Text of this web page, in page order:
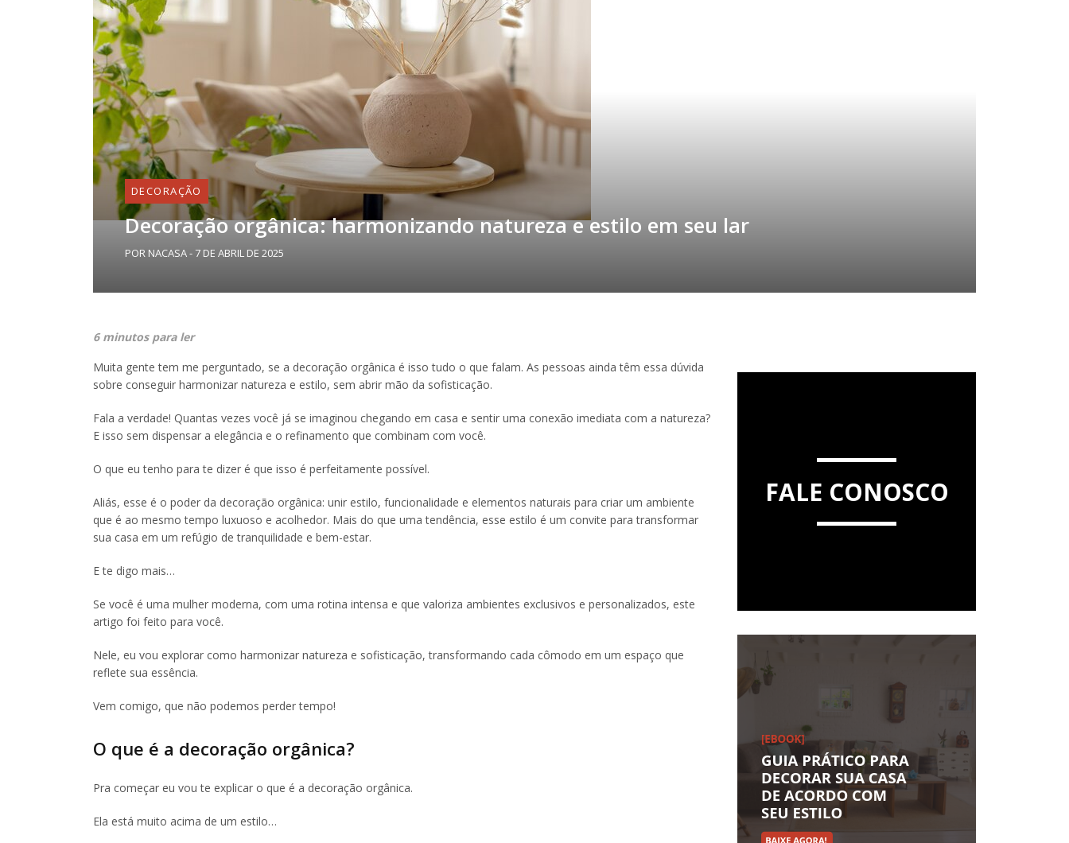
DECORAÇÃO
Decoração orgânica: harmonizando natureza e estilo em seu lar
POR NACASA - 7 DE ABRIL DE 2025
6 minutos para ler
Muita gente tem me perguntado, se a decoração orgânica é isso tudo o que falam. As pessoas ainda têm essa dúvida
sobre conseguir harmonizar natureza e estilo, sem abrir mão da sofisticação.
Fala a verdade! Quantas vezes você já se imaginou chegando em casa e sentir uma conexão imediata com a natureza?
E isso sem dispensar a elegância e o refinamento que combinam com você.
O que eu tenho para te dizer é que isso é perfeitamente possível.
Aliás, esse é o poder da decoração orgânica: unir estilo, funcionalidade e elementos naturais para criar um ambiente
que é ao mesmo tempo luxuoso e acolhedor. Mais do que uma tendência, esse estilo é um convite para transformar
sua casa em um refúgio de tranquilidade e bem-estar.
E te digo mais…
Se você é uma mulher moderna, com uma rotina intensa e que valoriza ambientes exclusivos e personalizados, este
artigo foi feito para você.
Nele, eu vou explorar como harmonizar natureza e sofisticação, transformando cada cômodo em um espaço que
reflete sua essência.
Vem comigo, que não podemos perder tempo!
O que é a decoração orgânica?
Pra começar eu vou te explicar o que é a decoração orgânica.
Ela está muito acima de um estilo…
FALE CONOSCO